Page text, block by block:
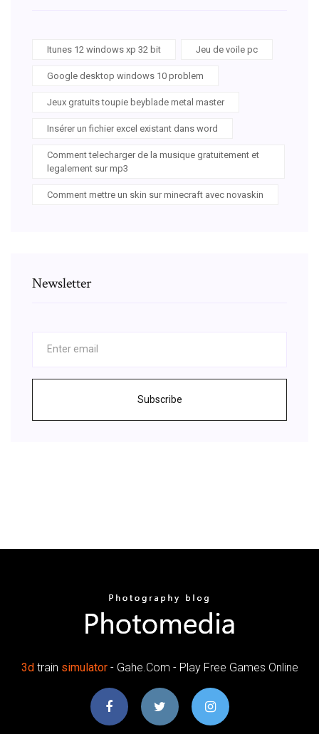
Itunes 12 windows xp 32 bit Jeu de voile pc
Google desktop windows 10 problem
Jeux gratuits toupie beyblade metal master
Insérer un fichier excel existant dans word
Comment telecharger de la musique gratuitement et
legalement sur mp3
Comment mettre un skin sur minecraft avec novaskin
Newsletter
Subscribe
3dtrain simulator- Gahe.Com - Play Free Games Online